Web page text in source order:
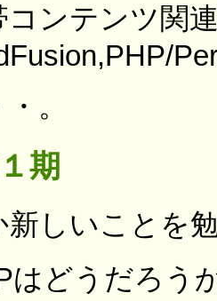
コンテンツ関
・。
期
新しいことを
はどうだろう